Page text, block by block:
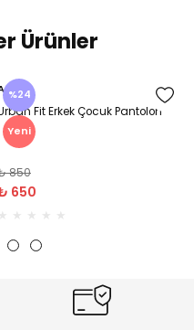
Ürünler
%24
Yeni
Fit Erkek Çocuk Pantolon
850
650